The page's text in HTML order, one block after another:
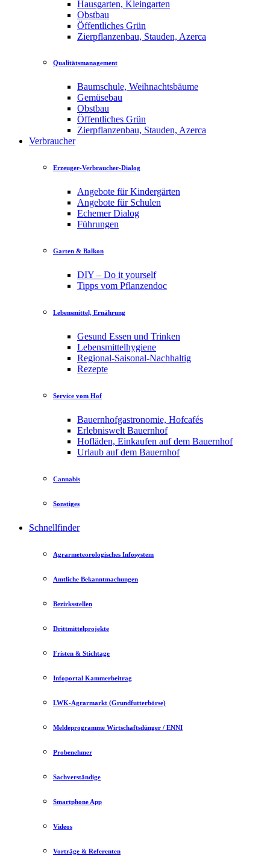
Hausgarten, Kleingarten
Obstbau
Öffentliches Grün
Zierpflanzenbau, Stauden, Azerca
Qualitätsmanagement
Baumschule, Weihnachtsbäume
Gemüsebau
Obstbau
Öffentliches Grün
Zierpflanzenbau, Stauden, Azerca
Verbraucher
Erzeuger-Verbraucher-Dialog
Angebote für Kindergärten
Angebote für Schulen
Echemer Dialog
Führungen
Garten & Balkon
DIY – Do it yourself
Tipps vom Pflanzendoc
Lebensmittel, Ernährung
Gesund Essen und Trinken
Lebensmittelhygiene
Regional-Saisonal-Nachhaltig
Rezepte
Service vom Hof
Bauernhofgastronomie, Hofcafés
Erlebniswelt Bauernhof
Hofläden, Einkaufen auf dem Bauernhof
Urlaub auf dem Bauernhof
Cannabis
Sonstiges
Schnellfinder
Agrarmeteorologisches Infosystem
Amtliche Bekanntmachungen
Bezirksstellen
Drittmittelprojekte
Fristen & Stichtage
Infoportal Kammerbeitrag
LWK-Agrarmarkt (Grundfutterbörse)
Meldeprogramme Wirtschaftsdünger / ENNI
Probenehmer
Sachverständige
Smartphone App
Videos
Vorträge & Referenten